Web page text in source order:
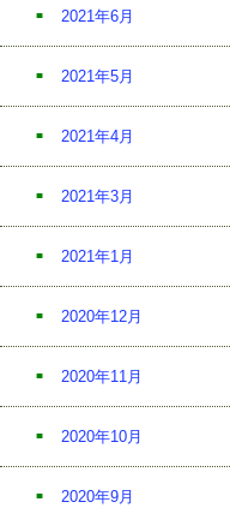
2021年6月
2021年5月
2021年4月
2021年3月
2021年1月
2020年12月
2020年11月
2020年10月
2020年9月